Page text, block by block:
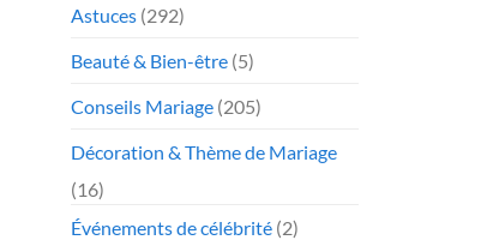
Astuces (292)
Beauté & Bien-être (5)
Conseils Mariage (205)
Décoration & Thème de Mariage
(16)
Événements de célébrité (2)